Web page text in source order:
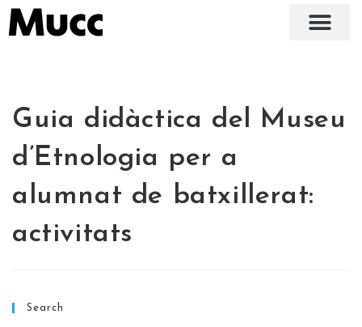
Guia didàctica del Museu
d’Etnologia per a
alumnat de batxillerat:
activitats
Search